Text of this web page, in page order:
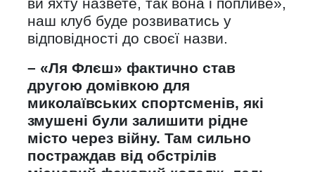
наш клуб буде розвиватись у
відповідності до своєї назви.
– «Ля Флєш» фактично став
другою домівкою для
миколаївських спортсменів, які
змушені були залишити рідне
місто через війну. Там сильно
постраждав від обстрілів